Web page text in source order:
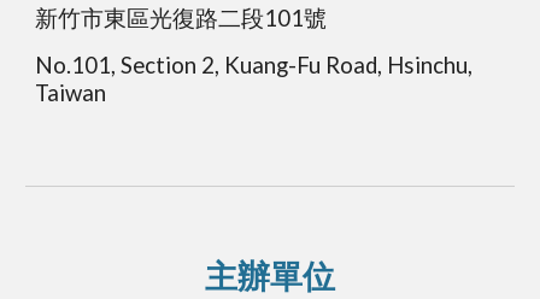
新竹市東區光復路二段101號
No.101, Section 2, Kuang-Fu Road, Hsinchu,
Taiwan
主辦單位